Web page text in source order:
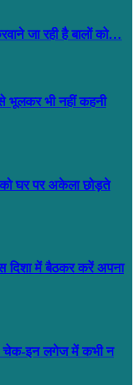
जा रही है बालों को…
भूलकर भी नहीं कहनी
घर पर अकेला छोड़ते
दिशा में बैठकर करें अपना
चेक-इन लगेज में कभी न